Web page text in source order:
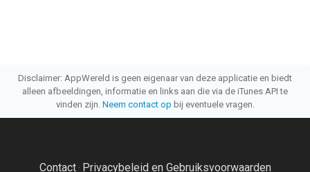
Disclaimer: AppWereld is geen eigenaar van deze applicatie en biedt
alleen afbeeldingen, informatie en links aan die via de iTunes API te
vinden zijn. Neem contact op bij eventuele vragen.
Contact· Privacybeleid en Gebruiksvoorwaarden